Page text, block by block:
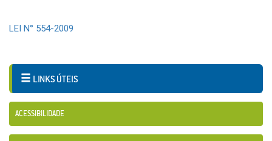
LEI N° 554-2009
LINKS ÚTEIS
ACESSIBILIDADE